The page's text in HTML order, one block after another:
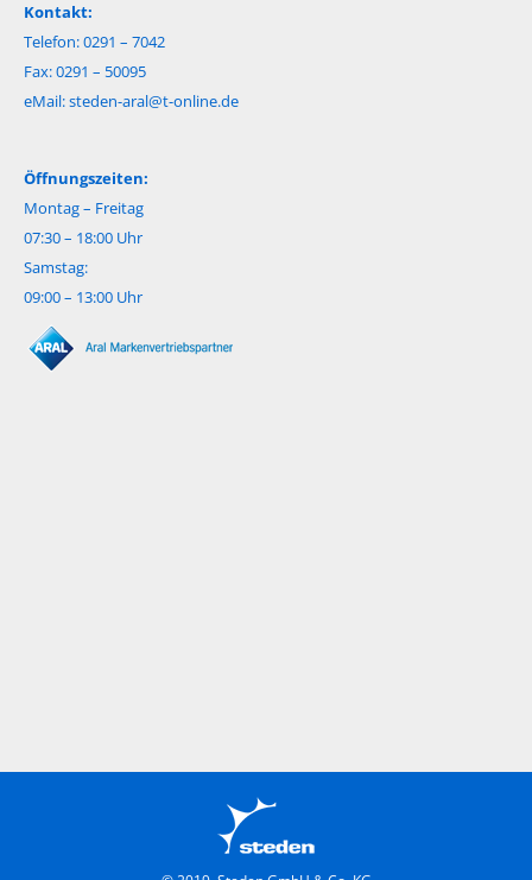
Kontakt:
Telefon: 0291 – 7042
Fax: 0291 – 50095
eMail:steden-aral@t-online.de
Öffnungszeiten:
Montag – Freitag
07:30 – 18:00 Uhr
Samstag:
09:00 – 13:00 Uhr